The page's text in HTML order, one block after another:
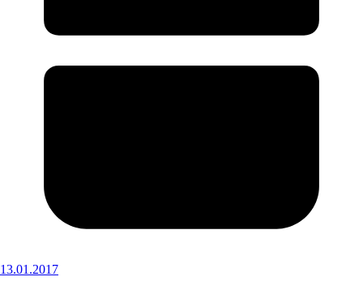
13.01.2017